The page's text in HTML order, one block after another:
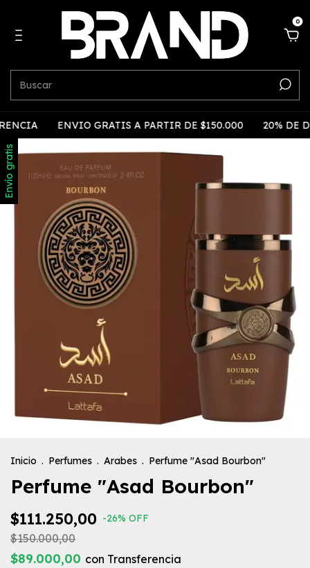
0
ENVIO GRATIS A PARTIR DE $150.000 20% DE
Envío gratis
Inicio . Perfumes . Arabes . Perfume "Asad Bourbon"
Perfume "Asad Bourbon"
$111.250,00 -26% OFF
$150.000,00
$89.000,00 con Transferencia